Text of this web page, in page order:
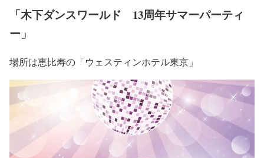
「木下ダンスワールド 13周年サマーパーティ
ー」
場所は恵比寿の「ウェスティンホテル東京」